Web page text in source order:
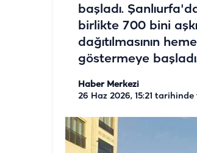
başladı.
birlikte 700 bini
dağıtılmasının
göstermeye
Haber Merkezi
26 Haz 2026, 15:21 tarihinde